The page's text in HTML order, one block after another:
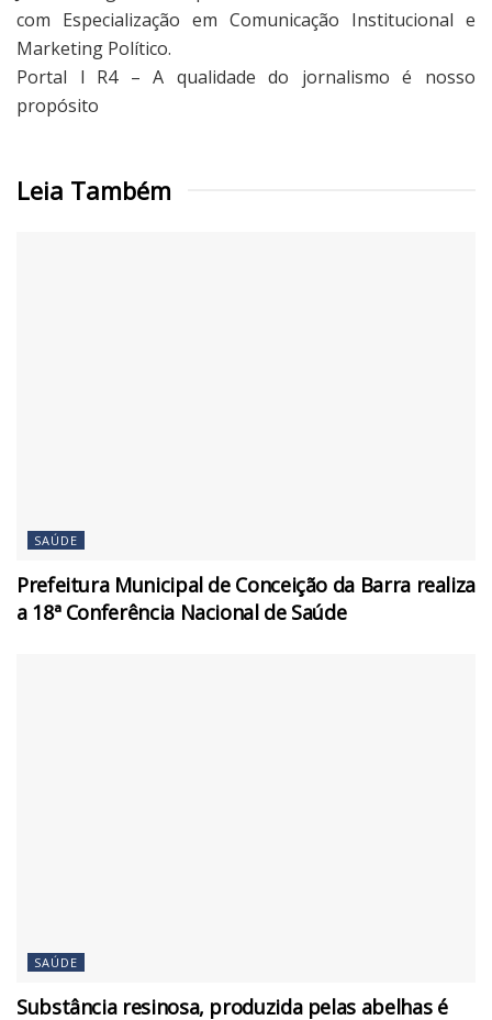
com Especialização em Comunicação Institucional e
Marketing Político.
Portal l R4 – A qualidade do jornalismo é nosso
propósito
Leia Também
SAÚDE
Prefeitura Municipal de Conceição da Barra realiza
a 18ª Conferência Nacional de Saúde
SAÚDE
Substância resinosa, produzida pelas abelhas é